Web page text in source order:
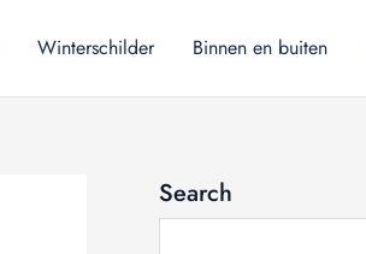
Winterschilder Binnen en buiten
Search